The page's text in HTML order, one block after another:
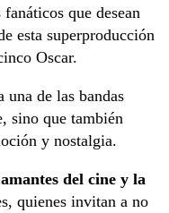
que desean
esta superproducción
Oscar.
de las bandas
sino que también
y nostalgia.
del cine y la
quienes invitan a no